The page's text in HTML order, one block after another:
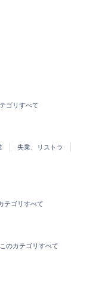
ゴリすべて
失業、リストラ
テゴリすべて
このカテゴリすべて